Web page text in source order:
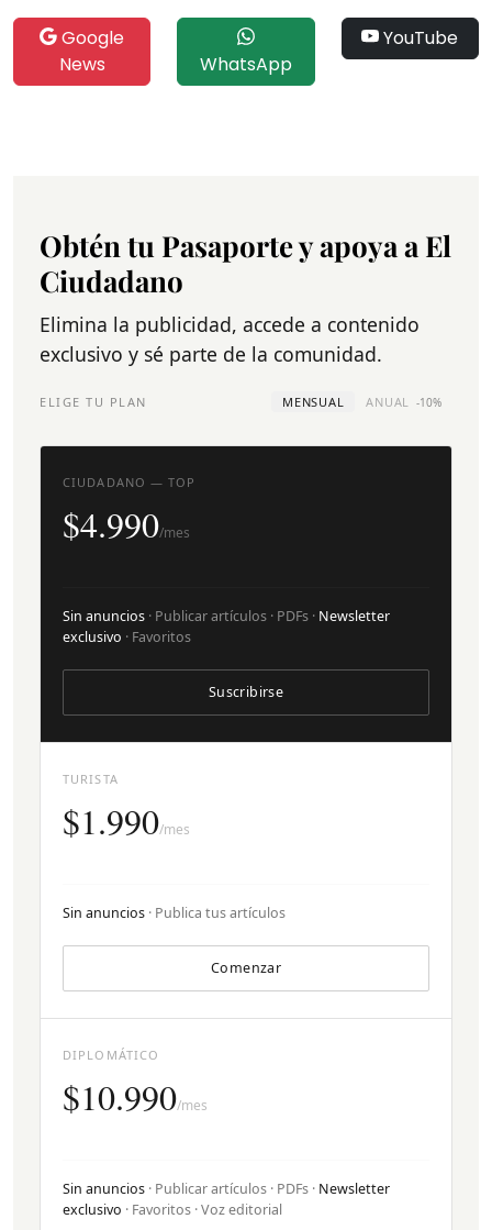
Google
News
WhatsApp
YouTube
Obtén tu Pasaporte y apoya a El
Ciudadano
Elimina la publicidad, accede a contenido
exclusivo y sé parte de la comunidad.
ELIGE TU PLAN MENSUAL ANUAL -10%
TURISTA
$1.990/mes
Sin anuncios · Publica tus artículos
Comenzar
CIUDADANO — TOP
$4.990/mes
Sin anuncios · Publicar artículos · PDFs · Newsletter
exclusivo · Favoritos
Suscribirse
DIPLOMÁTICO
$10.990/mes
Sin anuncios · Publicar artículos · PDFs · Newsletter
exclusivo · Favoritos · Voz editorial